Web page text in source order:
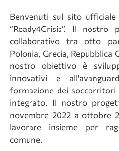
Benvenuti sul sito
“Ready4Crisis”. Il
collaborativo tra otto
Polonia, Grecia, Repubblica
nostro obiettivo è
innovativi e
formazione dei soccorritori
integrato. Il nostro
novembre 2022 a ottobre
lavorare insieme per
comune.